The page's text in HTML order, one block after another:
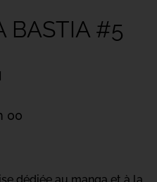
BASTIA #5
00